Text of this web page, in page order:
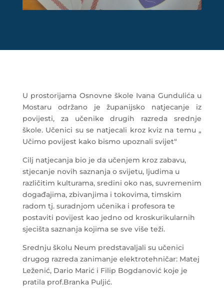
U prostorijama Osnovne škole Ivana Gundulića u
Mostaru održano je županijsko natjecanje iz
povijesti, za učenike drugih razreda srednje
škole. Učenici su se natjecali kroz kviz na temu „
Učimo povijest kako bismo upoznali svijet“
Cilj natjecanja bio je da učenjem kroz zabavu,
stjecanje novih saznanja o svijetu, ljudima u
različitim kulturama, sredini oko nas, suvremenim
događajima, zbivanjima i tokovima, timskim
radom tj. suradnjom učenika i profesora te
postaviti povijest kao jedno od kroskurikularnih
sjecišta saznanja kojima se sve više teži.
Srednju školu Neum predstavaljali su učenici
drugog razreda zanimanje elektrotehničar: Matej
Leženić, Dario Marić i Filip Bogdanović koje je
pratila prof.Branka Puljić.